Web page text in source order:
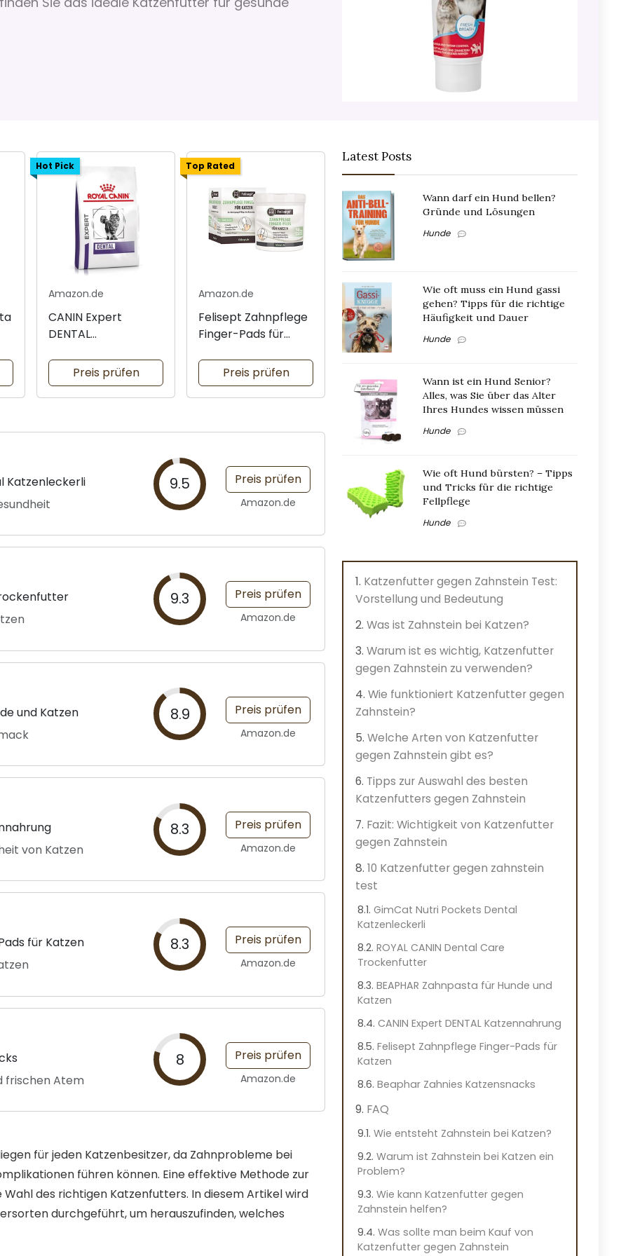
Hot Pick
Amazon.de
CANIN Expert
DENTAL
Preis prüfen
Top Rated
Amazon.de
Felisept Zahnpflege
Finger-Pads für
Preis prüfen
Katzenleckerli
9.5 Preis prüfen
Amazon.de
9.3 Preis prüfen
Amazon.de
und Katzen
8.9 Preis prüfen
Amazon.de
von Katzen
8.3 Preis prüfen
Amazon.de
für Katzen
8.3 Preis prüfen
Amazon.de
frischen Atem
8 Preis prüfen
Amazon.de
für jeden Katzenbesitzer, da Zahnprobleme bei
führen können. Eine effektive Methode zur
des richtigen Katzenfutters. In diesem Artikel wird
durchgeführt, um herauszufinden, welches
Latest Posts
Wann darf ein Hund bellen?
Gründe und Lösungen
Hunde
Wie oft muss ein Hund gassi
gehen? Tipps für die richtige
Häufigkeit und Dauer
Hunde
Wann ist ein Hund Senior?
Alles, was Sie über das Alter
Ihres Hundes wissen müssen
Hunde
Wie oft Hund bürsten? – Tipps
und Tricks für die richtige
Fellpflege
Hunde
Katzenfutter gegen Zahnstein Test:
Vorstellung und Bedeutung
Was ist Zahnstein bei Katzen?
Warum ist es wichtig, Katzenfutter
gegen Zahnstein zu verwenden?
Wie funktioniert Katzenfutter gegen
Zahnstein?
Welche Arten von Katzenfutter
gegen Zahnstein gibt es?
Tipps zur Auswahl des besten
Katzenfutters gegen Zahnstein
Fazit: Wichtigkeit von Katzenfutter
gegen Zahnstein
10 Katzenfutter gegen zahnstein
test
GimCat Nutri Pockets Dental
Katzenleckerli
ROYAL CANIN Dental Care
Trockenfutter
BEAPHAR Zahnpasta für Hunde und
Katzen
CANIN Expert DENTAL Katzennahrung
Felisept Zahnpflege Finger-Pads für
Katzen
Beaphar Zahnies Katzensnacks
FAQ
Wie entsteht Zahnstein bei Katzen?
Warum ist Zahnstein bei Katzen ein
Problem?
Wie kann Katzenfutter gegen
Zahnstein helfen?
Was sollte man beim Kauf von
Katzenfutter gegen Zahnstein